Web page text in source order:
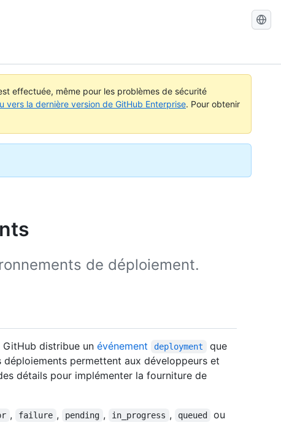
Docs
effectuée, même pour les problèmes de sécurité
vers la dernière version de GitHub Enterprise. Pour obtenir
de déploiement.
GitHub distribue un événement deployment
que
permettent aux développeurs et
détails pour implémenter la fourniture de
, failure , pending , in_progress , queued ou